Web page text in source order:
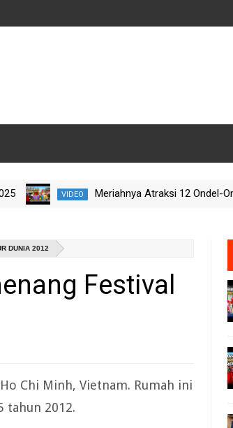
VIDEO Meriahnya Atraksi 12 Ondel-Ondel di
DUNIA 2012
Festival
Chi Minh, Vietnam. Rumah ini
tahun 2012.